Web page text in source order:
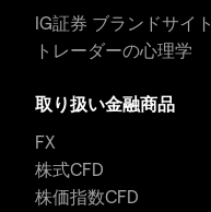
IG証券 ブランドサイト
トレーダーの心理学
取り扱い金融商品
FX
株式CFD
株価指数CFD